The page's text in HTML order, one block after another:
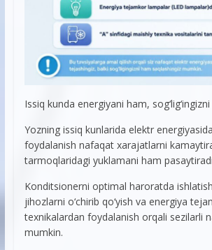
Issiq kunda energiyani ham,
Yozning issiq kunlarida elektr
foydalanish nafaqat xarajatlarni
tarmoqlaridagi yuklamani ham
Konditsionerni optimal haroratda
jihozlarni o‘chirib qo‘yish va energiya
texnikalardan foydalanish orqali sezilarli
mumkin.